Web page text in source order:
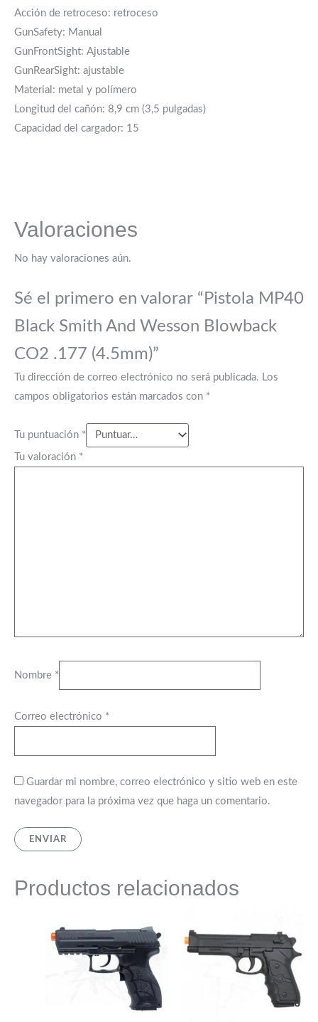
Acción de retroceso: retroceso
GunSafety: Manual
GunFrontSight: Ajustable
GunRearSight: ajustable
Material: metal y polímero
Longitud del cañón: 8,9 cm (3,5 pulgadas)
Capacidad del cargador: 15
Valoraciones
No hay valoraciones aún.
Sé el primero en valorar “Pistola MP40
Black Smith And Wesson Blowback
CO2 .177 (4.5mm)”
Tu dirección de correo electrónico no será publicada. Los
campos obligatorios están marcados con *
Tu puntuación *
Tu valoración *
Nombre *
Correo electrónico *
Guardar mi nombre, correo electrónico y sitio web en este
navegador para la próxima vez que haga un comentario.
Productos relacionados